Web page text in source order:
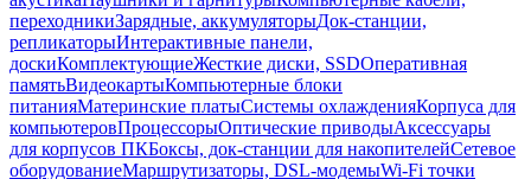
переходникиЗарядные, аккумуляторыДок-станции,
репликаторыИнтерактивные панели,
доскиКомплектующиеЖесткие диски, SSDОперативная
памятьВидеокартыКомпьютерные блоки
питанияМатеринские платыСистемы охлажденияКорпуса для
компьютеровПроцессорыОптические приводыАксессуары
для корпусов ПКБоксы, док-станции для накопителейСетевое
оборудованиеМаршрутизаторы, DSL-модемыWi-Fi точки